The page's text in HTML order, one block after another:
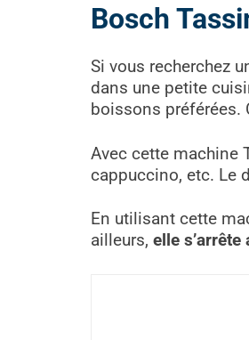
Bosch
Si vous recherchez
dans une petite
boissons préférées.
Avec cette machine
cappuccino, etc. Le
En utilisant cette
ailleurs, elle